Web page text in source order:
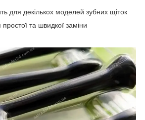
для декількох моделей зубних щіток
та швидкої заміни